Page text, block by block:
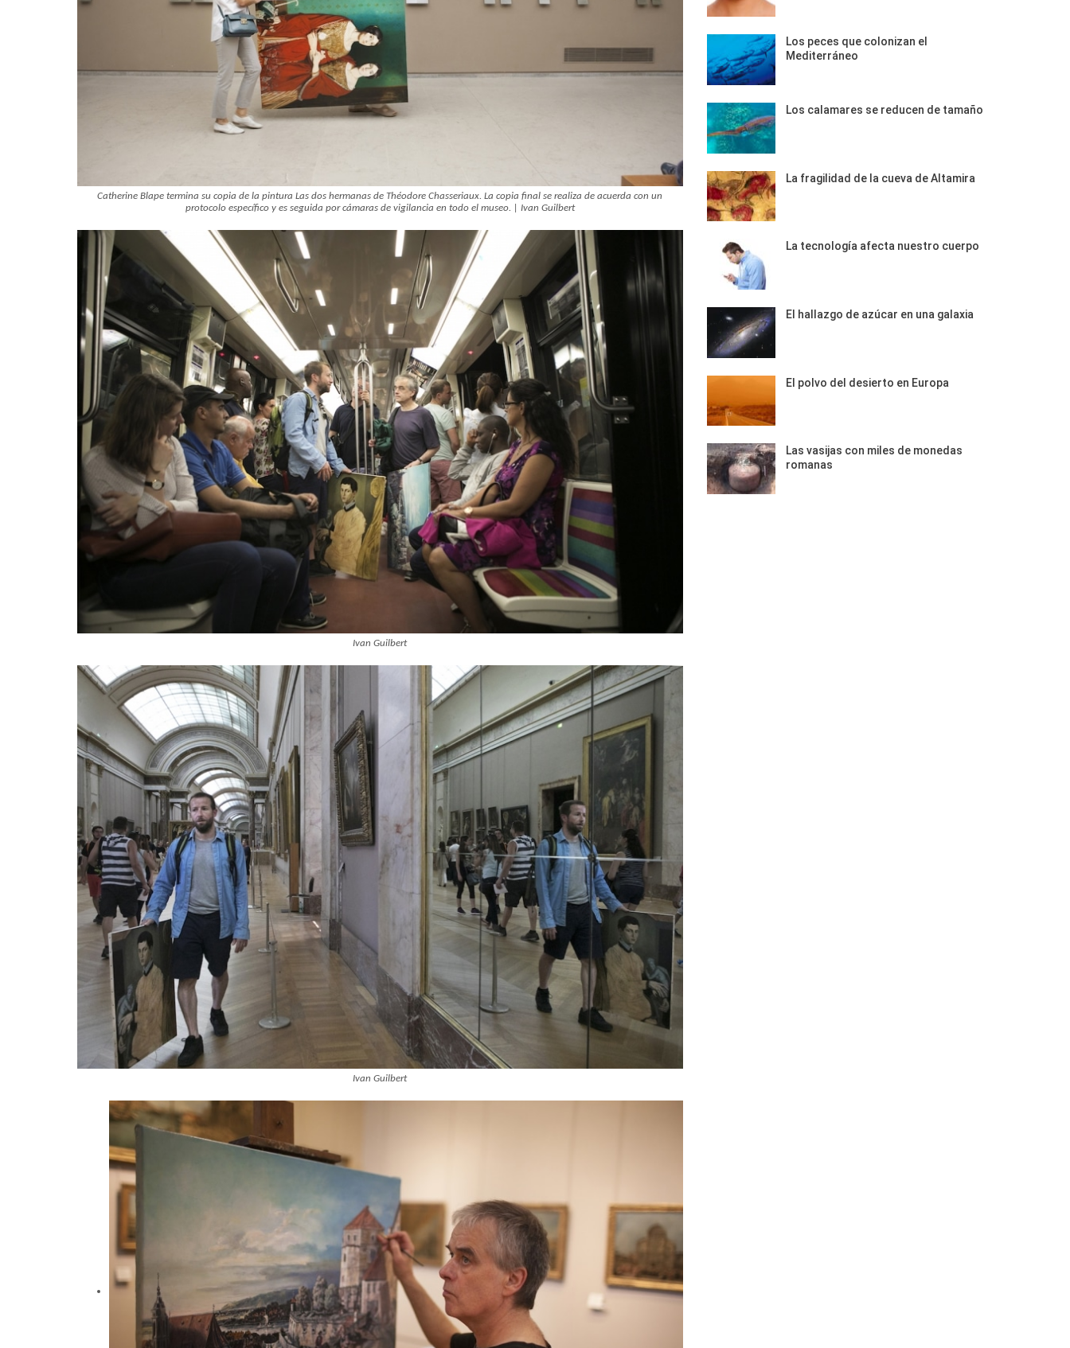
Catherine Blape termina su copia de la pintura Las dos hermanas de Théodore Chasseriaux. La copia final se realiza de acuerda con un
protocolo específico y es seguida por cámaras de vigilancia en todo el museo. | Ivan Guilbert
Ivan Guilbert
Ivan Guilbert
Los peces que colonizan el
Mediterráneo
Los calamares se reducen de tamaño
La fragilidad de la cueva de Altamira
La tecnología afecta nuestro cuerpo
El hallazgo de azúcar en una galaxia
El polvo del desierto en Europa
Las vasijas con miles de monedas
romanas